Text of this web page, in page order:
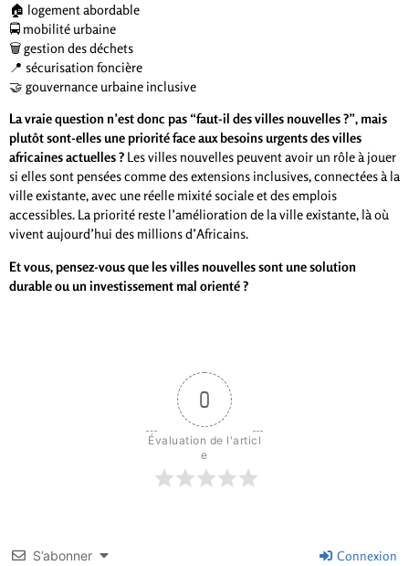
🏠 logement abordable
🚍 mobilité urbaine
🗑️ gestion des déchets
📍 sécurisation foncière
🤝 gouvernance urbaine inclusive
La vraie question n’est donc pas “faut-il des villes nouvelles ?”, mais
plutôt sont-elles une priorité face aux besoins urgents des villes
africaines actuelles ? Les villes nouvelles peuvent avoir un rôle à jouer
si elles sont pensées comme des extensions inclusives, connectées à la
ville existante, avec une réelle mixité sociale et des emplois
accessibles. La priorité reste l’amélioration de la ville existante, là où
vivent aujourd’hui des millions d’Africains.
Et vous, pensez-vous que les villes nouvelles sont une solution
durable ou un investissement mal orienté ?
0
Évaluation de l'articl
e
S’abonner Connexion